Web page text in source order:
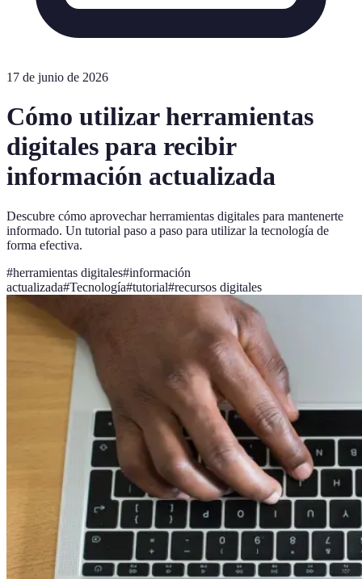
17 de junio de 2026
Cómo utilizar herramientas
digitales para recibir
información actualizada
Descubre cómo aprovechar herramientas digitales para mantenerte
informado. Un tutorial paso a paso para utilizar la tecnología de
forma efectiva.
#herramientas digitales#información
actualizada#Tecnología#tutorial#recursos digitales